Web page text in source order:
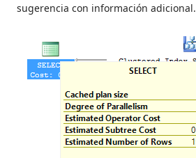
sugerencia con información adicional.